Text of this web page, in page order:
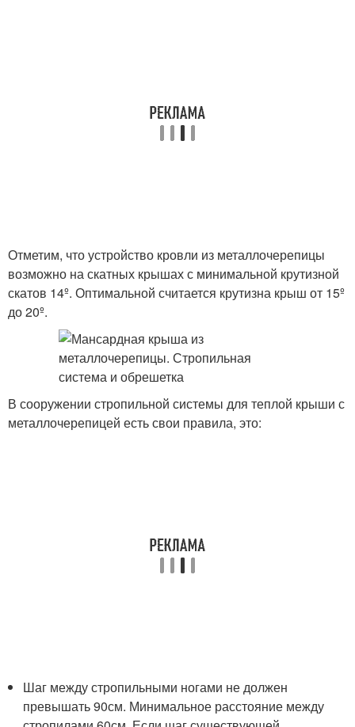
Отметим, что устройство кровли из металлочерепицы
возможно на скатных крышах с минимальной крутизной
скатов 14º. Оптимальной считается крутизна крыш от 15º
до 20º.
В сооружении стропильной системы для теплой крыши с
металлочерепицей есть свои правила, это:
Шаг между стропильными ногами не должен
превышать 90см. Минимальное расстояние между